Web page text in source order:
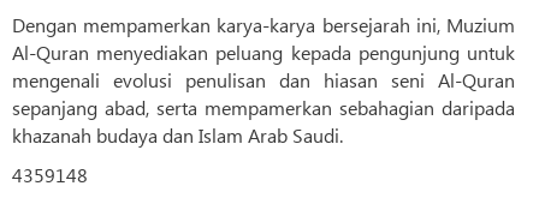
Dengan mempamerkan karya-karya bersejarah ini, Muzium
Al-Quran menyediakan peluang kepada pengunjung untuk
mengenali evolusi penulisan dan hiasan seni Al-Quran
sepanjang abad, serta mempamerkan sebahagian daripada
khazanah budaya dan Islam Arab Saudi.
4359148